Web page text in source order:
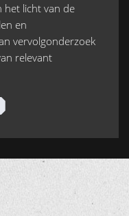
het licht van de
en
vervolgonderzoek
relevant